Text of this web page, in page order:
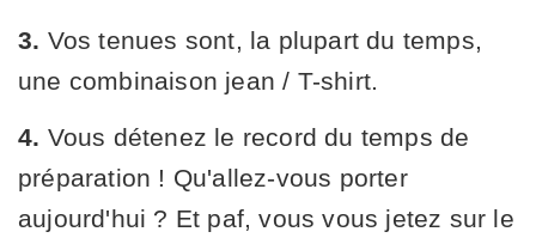
3. Vos tenues sont, la plupart du temps,
une combinaison jean / T-shirt.
4. Vous détenez le record du temps de
préparation ! Qu'allez-vous porter
aujourd'hui ? Et paf, vous vous jetez sur le